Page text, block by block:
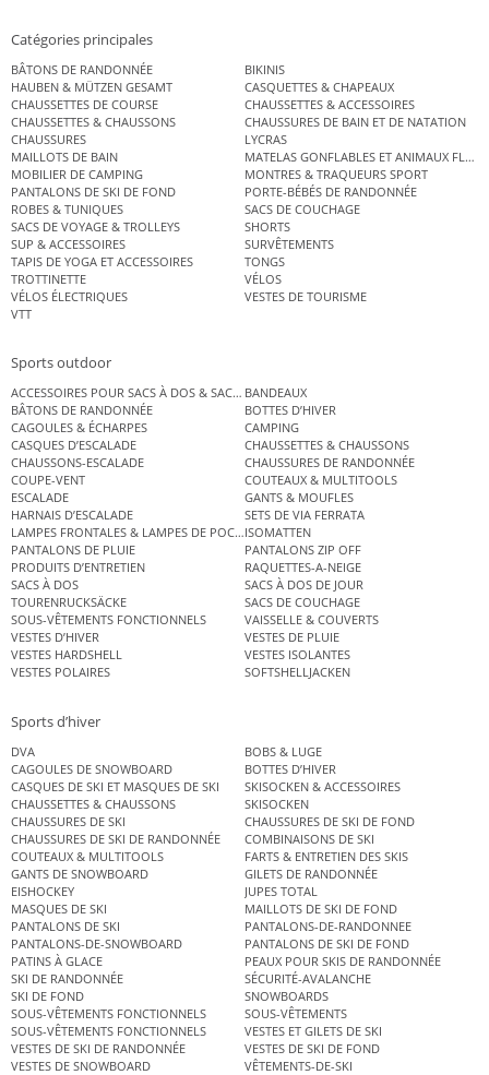
Catégories principales
BÂTONS DE RANDONNÉE
BIKINIS
HAUBEN & MÜTZEN GESAMT
CASQUETTES & CHAPEAUX
CHAUSSETTES DE COURSE
CHAUSSETTES & ACCESSOIRES
CHAUSSETTES & CHAUSSONS
CHAUSSURES DE BAIN ET DE NATATION
CHAUSSURES
LYCRAS
MAILLOTS DE BAIN
MATELAS GONFLABLES ET ANIMAUX
MOBILIER DE CAMPING
MONTRES & TRAQUEURS SPORT
PANTALONS DE SKI DE FOND
PORTE-BÉBÉS DE RANDONNÉE
ROBES & TUNIQUES
SACS DE COUCHAGE
SACS DE VOYAGE & TROLLEYS
SHORTS
SUP & ACCESSOIRES
SURVÊTEMENTS
TAPIS DE YOGA ET ACCESSOIRES
TONGS
TROTTINETTE
VÉLOS
VÉLOS ÉLECTRIQUES
VESTES DE TOURISME
VTT
Sports outdoor
ACCESSOIRES POUR SACS À DOS & SACS ÉTANCHES
BANDEAUX
BÂTONS DE RANDONNÉE
BOTTES D’HIVER
CAGOULES & ÉCHARPES
CAMPING
CASQUES D’ESCALADE
CHAUSSETTES & CHAUSSONS
CHAUSSONS-ESCALADE
CHAUSSURES DE RANDONNÉE
COUPE-VENT
COUTEAUX & MULTITOOLS
ESCALADE
GANTS & MOUFLES
HARNAIS D’ESCALADE
SETS DE VIA FERRATA
LAMPES FRONTALES & LAMPES DE POCHEISOMATTEN
PANTALONS DE PLUIE
PANTALONS ZIP OFF
PRODUITS D’ENTRETIEN
RAQUETTES-A-NEIGE
SACS À DOS
SACS À DOS DE JOUR
TOURENRUCKSÄCKE
SACS DE COUCHAGE
SOUS-VÊTEMENTS FONCTIONNELS
VAISSELLE & COUVERTS
VESTES D’HIVER
VESTES DE PLUIE
VESTES HARDSHELL
VESTES ISOLANTES
VESTES POLAIRES
SOFTSHELLJACKEN
Sports d’hiver
DVA
BOBS & LUGE
CAGOULES DE SNOWBOARD
BOTTES D’HIVER
CASQUES DE SKI ET MASQUES DE SKI
SKISOCKEN & ACCESSOIRES
CHAUSSETTES & CHAUSSONS
SKISOCKEN
CHAUSSURES DE SKI
CHAUSSURES DE SKI DE FOND
CHAUSSURES DE SKI DE RANDONNÉE
COMBINAISONS DE SKI
COUTEAUX & MULTITOOLS
FARTS & ENTRETIEN DES SKIS
GANTS DE SNOWBOARD
GILETS DE RANDONNÉE
EISHOCKEY
JUPES TOTAL
MASQUES DE SKI
MAILLOTS DE SKI DE FOND
PANTALONS DE SKI
PANTALONS-DE-RANDONNEE
PANTALONS-DE-SNOWBOARD
PANTALONS DE SKI DE FOND
PATINS À GLACE
PEAUX POUR SKIS DE RANDONNÉE
SKI DE RANDONNÉE
SÉCURITÉ-AVALANCHE
SKI DE FOND
SNOWBOARDS
SOUS-VÊTEMENTS FONCTIONNELS
SOUS-VÊTEMENTS
SOUS-VÊTEMENTS FONCTIONNELS
VESTES ET GILETS DE SKI
VESTES DE SKI DE RANDONNÉE
VESTES DE SKI DE FOND
VESTES DE SNOWBOARD
VÊTEMENTS-DE-SKI